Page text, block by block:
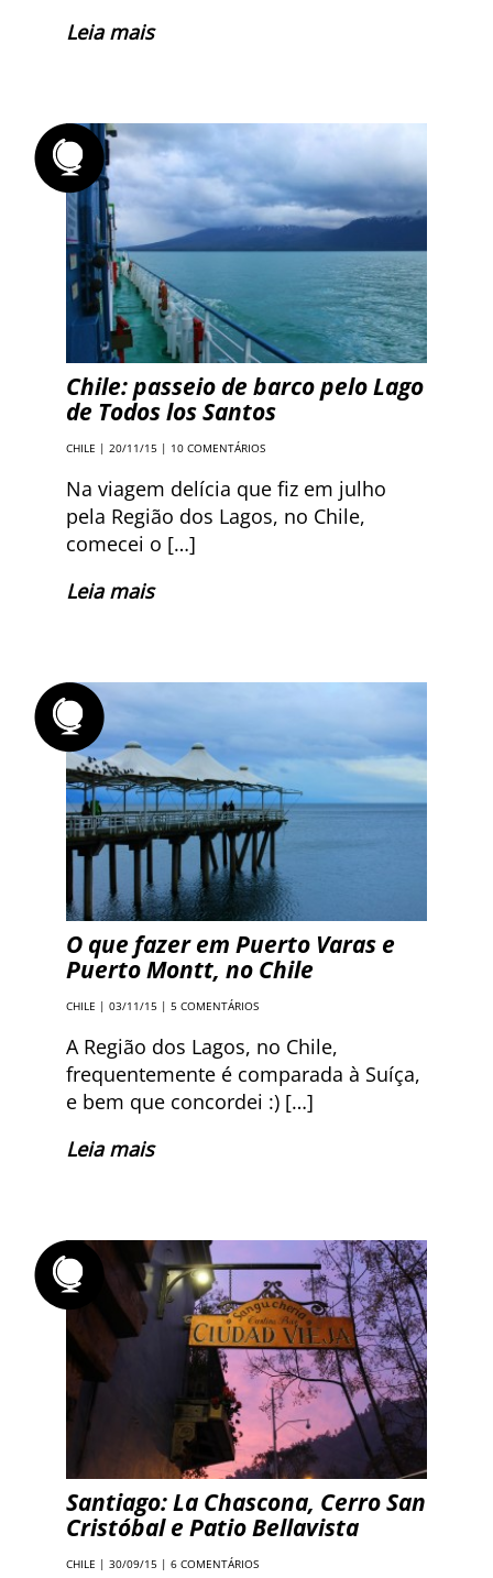
Leia mais
Chile: passeio de barco pelo Lago
de Todos los Santos
CHILE | 20/11/15 | 10 COMENTÁRIOS
Na viagem delícia que fiz em julho
pela Região dos Lagos, no Chile,
comecei o […]
Leia mais
O que fazer em Puerto Varas e
Puerto Montt, no Chile
CHILE | 03/11/15 | 5 COMENTÁRIOS
A Região dos Lagos, no Chile,
frequentemente é comparada à Suíça,
e bem que concordei :) […]
Leia mais
Santiago: La Chascona, Cerro San
Cristóbal e Patio Bellavista
CHILE | 30/09/15 | 6 COMENTÁRIOS